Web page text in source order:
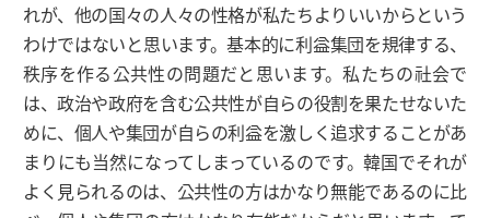
れが、他の国々の人々の性格が私たちよりいいからという
わけではないと思います。基本的に利益集団を規律する、
秩序を作る公共性の問題だと思います。私たちの社会で
は、政治や政府を含む公共性が自らの役割を果たせないた
めに、個人や集団が自らの利益を激しく追求することがあ
まりにも当然になってしまっているのです。韓国でそれが
よく見られるのは、公共性の方はかなり無能であるのに比